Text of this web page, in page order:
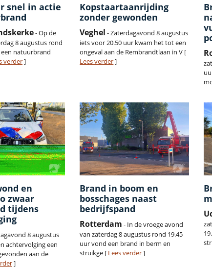
snel in actie
- Op de
8 augustus rond
natuurbrand
verder]
Kopstaartaanrijding
zonder gewonden
Veghel - Zaterdagavond 8 augustus
iets voor 20.50 uur kwam het tot een
ongeval aan de Rembrandtlaan in V [
Lees verder]
en
zwaar
tijdens
8 augustus
achtervolging een
aan de
]
Brand in boom en
bosschages naast
bedrijfspand
Rotterdam - In de vroege avond
van zaterdag 8 augustus rond 19.45
uur vond een brand in berm en
struikge [ Lees verder]